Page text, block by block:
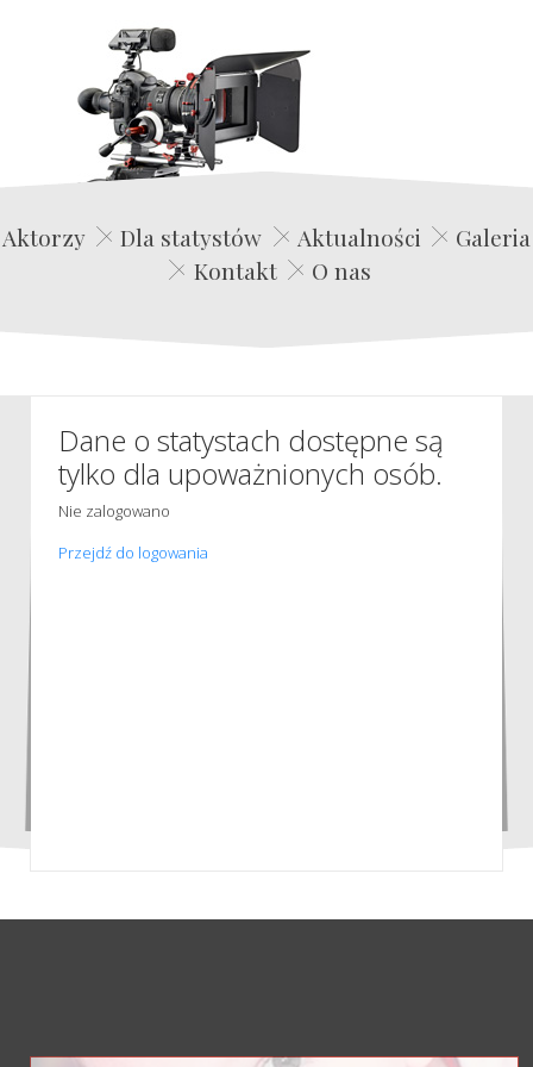
Edwin Film Agencja Aktorska
Aktorzy Dla statystów Aktualności
Galeria
Kontakt
O nas
Dane o statystach dostępne są
tylko dla upoważnionych osób.
Nie zalogowano
Przejdź do logowania